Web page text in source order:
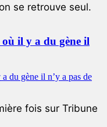
se retrouve seul.
où il y a du gène il
fois sur Tribune